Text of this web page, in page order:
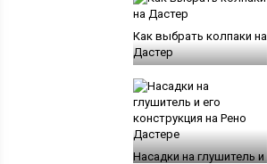
Как выбрать колпаки на
Дастер
Насадки на глушитель и